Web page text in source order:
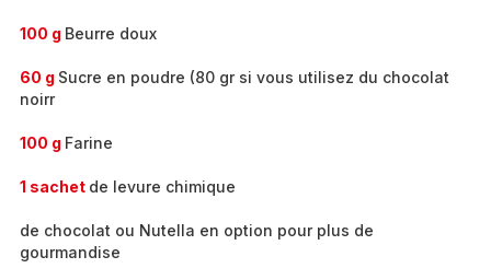
100 g Beurre doux
60 g Sucre en poudre (80 gr si vous utilisez du chocolat
noirr
100 g Farine
1 sachet de levure chimique
de chocolat ou Nutella en option pour plus de
gourmandise